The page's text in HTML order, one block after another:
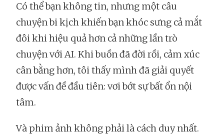
Có thể bạn không tin, nhưng một câu
chuyện bi kịch khiến bạn khóc sưng cả mắt
đôi khi hiệu quả hơn cả những lần trò
chuyện với AI. Khi buồn đã đời rồi, cảm xúc
cân bằng hơn, tôi thấy mình đã giải quyết
được vấn đề đầu tiên: vơi bớt sự bất ổn nội
tâm.
Và phim ảnh không phải là cách duy nhất.